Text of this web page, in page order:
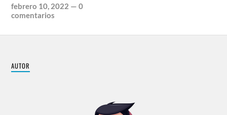
febrero 10, 2022 —0
comentarios
AUTOR